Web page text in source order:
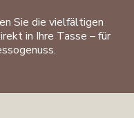
Sie die vielfältigen
in Ihre Tasse – für